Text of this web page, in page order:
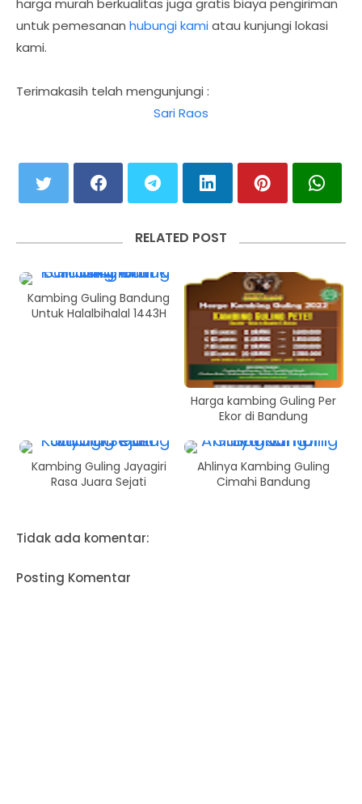
harga murah berkualitas juga gratis biaya pengiriman
untuk pemesanan hubungi kamiatau kunjungi lokasi
kami.
Terimakasih telah mengunjungi :
Sari Raos
RELATED POST
Kambing Guling Bandung
Untuk Halalbihalal 1443H
Harga kambing Guling Per
Ekor di Bandung
Kambing Guling Jayagiri
Rasa Juara Sejati
Ahlinya Kambing Guling
Cimahi Bandung
Tidak ada komentar:
Posting Komentar